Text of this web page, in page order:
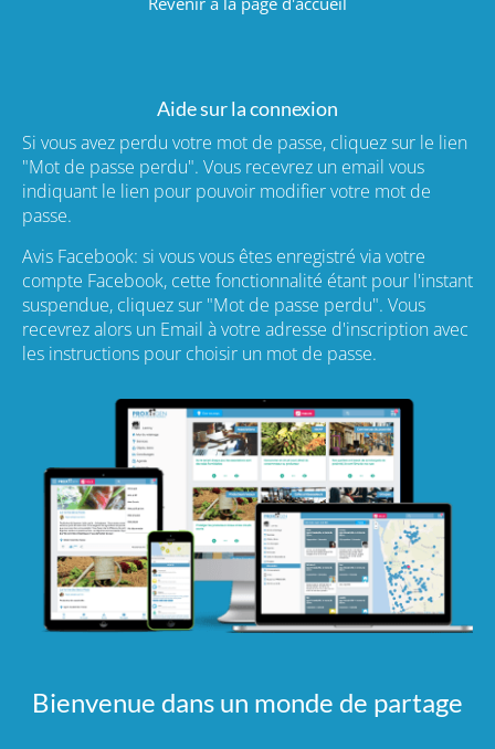
Aide sur la connexion
Si vous avez perdu votre mot de passe, cliquez sur le lien
"Mot de passe perdu". Vous recevrez un email vous
indiquant le lien pour pouvoir modifier votre mot de
passe.
Avis Facebook: si vous vous êtes enregistré via votre
compte Facebook, cette fonctionnalité étant pour l'instant
suspendue, cliquez sur "Mot de passe perdu". Vous
recevrez alors un Email à votre adresse d'inscription avec
les instructions pour choisir un mot de passe.
Bienvenue dans un monde de partage